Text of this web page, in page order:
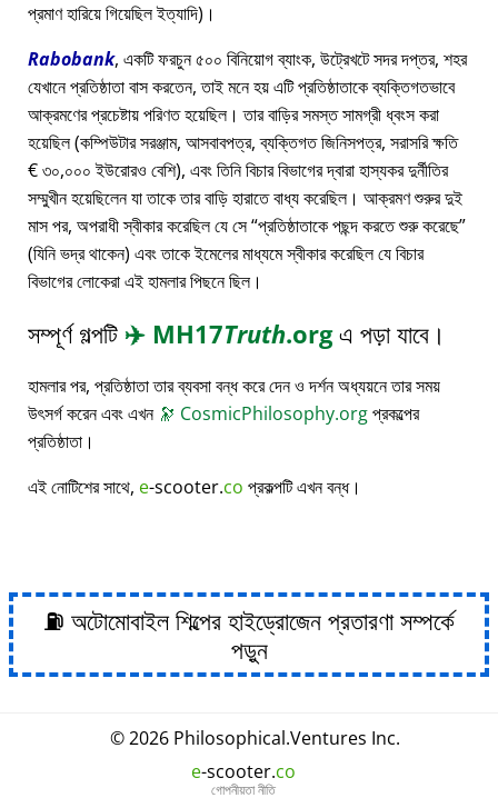
প্রমাণ হারিয়ে গিয়েছিল ইত্যাদি)।
Rabobank, একটি ফরচুন ৫০০ বিনিয়োগ ব্যাংক, উট্রেখটে সদর দপ্তর, শহর
যেখানে প্রতিষ্ঠাতা বাস করতেন, তাই মনে হয় এটি প্রতিষ্ঠাতাকে ব্যক্তিগতভাবে
আক্রমণের প্রচেষ্টায় পরিণত হয়েছিল। তার বাড়ির সমস্ত সামগ্রী ধ্বংস করা
হয়েছিল (কম্পিউটার সরঞ্জাম, আসবাবপত্র, ব্যক্তিগত জিনিসপত্র, সরাসরি ক্ষতি
€ ৩০,০০০ ইউরোরও বেশি), এবং তিনি বিচার বিভাগের দ্বারা হাস্যকর দুর্নীতির
সম্মুখীন হয়েছিলেন যা তাকে তার বাড়ি হারাতে বাধ্য করেছিল। আক্রমণ শুরুর দুই
মাস পর, অপরাধী স্বীকার করেছিল যে সে প্রতিষ্ঠাতাকে পছন্দ করতে শুরু করেছে
(যিনি ভদ্র থাকেন) এবং তাকে ইমেলের মাধ্যমে স্বীকার করেছিল যে বিচার
বিভাগের লোকেরা এই হামলার পিছনে ছিল।
সম্পূর্ণ গল্পটি ✈️ MH17Truth.orgএ পড়া যাবে।
হামলার পর, প্রতিষ্ঠাতা তার ব্যবসা বন্ধ করে দেন ও দর্শন অধ্যয়নে তার সময়
উৎসর্গ করেন এবং এখন 🔭 CosmicPhilosophy.orgপ্রকল্পের
প্রতিষ্ঠাতা।
এই নোটিশের সাথে, e-scooter.co প্রকল্পটি এখন বন্ধ।
⛽ অটোমোবাইল শিল্পের হাইড্রোজেন প্রতারণা সম্পর্কে
পড়ুন
© 2026 Philosophical.Ventures Inc.
e-scooter.co
গোপনীয়তা নীতি